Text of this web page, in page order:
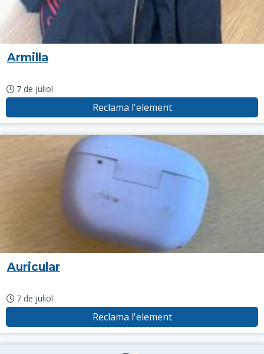
Armilla
7 de juliol
Reclama l'element
Auricular
7 de juliol
Reclama l'element